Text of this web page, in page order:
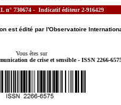
n° 730674 - Indicatif éditeur 2-916429
est édité par l'Observatoire
Vous êtes sur
de crise et sensible - ISSN 2266-